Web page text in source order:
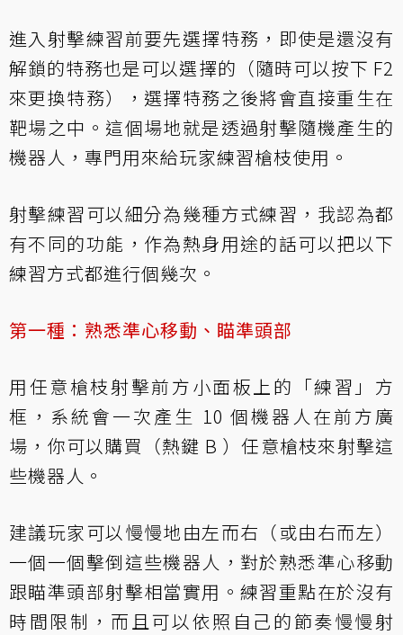
進入射擊練習前要先選擇特務，即使是還沒有
解鎖的特務也是可以選擇的（隨時可以按下 F2
來更換特務），選擇特務之後將會直接重生在
靶場之中。這個場地就是透過射擊隨機產生的
機器人，專門用來給玩家練習槍枝使用。
射擊練習可以細分為幾種方式練習，我認為都
有不同的功能，作為熱身用途的話可以把以下
練習方式都進行個幾次。
第一種：熟悉準心移動、瞄準頭部
用任意槍枝射擊前方小面板上的「練習」方
框，系統會一次產生 10 個機器人在前方廣
場，你可以購買（熱鍵 B ）任意槍枝來射擊這
些機器人。
建議玩家可以慢慢地由左而右（或由右而左）
一個一個擊倒這些機器人，對於熟悉準心移動
跟瞄準頭部射擊相當實用。練習重點在於沒有
時間限制，而且可以依照自己的節奏慢慢射